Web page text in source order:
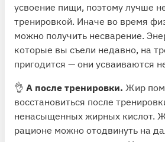
усвоение пищи, поэтому лучше
тренировкой. Иначе во время
можно получить несварение.
которые вы съели недавно, на
пригодится — они усваиваются
👌 А после тренировки. Жир
восстановиться после
ненасыщенных жирных кислот.
рационе можно отодвинуть на